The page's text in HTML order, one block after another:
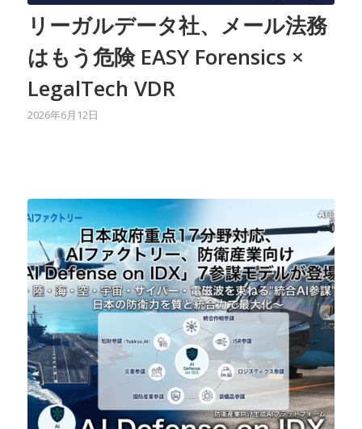
リーガルデータ社、メール法務
はもう危険 EASY Forensics ×
LegalTech VDR
2026年6月12日